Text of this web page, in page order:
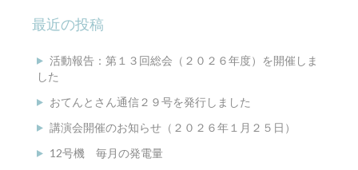
最近の投稿
活動報告：第１３回総会（２０２６年度）を開催しま
した
おてんとさん通信２９号を発行しました
講演会開催のお知らせ（２０２６年１月２５日）
12号機 毎月の発電量